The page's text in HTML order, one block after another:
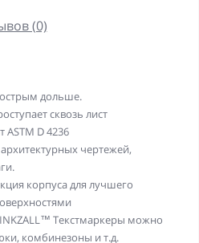
(0)
дольше.
сквозь лист
ASTM D 4236
чертежей,
корпуса для лучшего
Текстмаркеры можно
комбинезоны и т.д.